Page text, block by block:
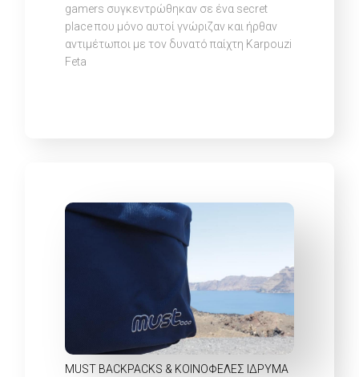
gamers συγκεντρώθηκαν σε ένα secret
place που μόνο αυτοί γνώριζαν και ήρθαν
αντιμέτωποι με τον δυνατό παίχτη Karpouzi
Feta
MUST BACKPACKS & ΚΟΙΝΟΦΕΛΕΣ ΙΔΡΥΜΑ